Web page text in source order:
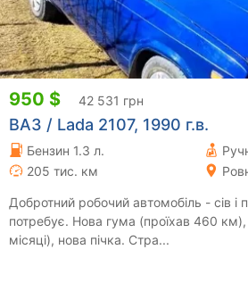
950 $ 42 531 грн
ВАЗ / Lada 2107, 1990 г.в.
Бензин 1.3 л.
205 тис. км
Добротний робочий автомобіль - сів і
потребує. Нова гума (проїхав 460
місяці), нова пічка. Стра...